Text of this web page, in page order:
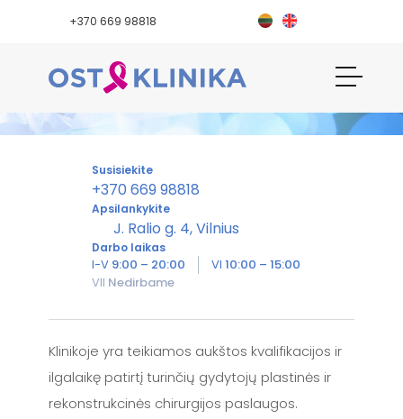
+370 669 98818
Plastinė chirurgija
Susisiekite
+370 669 98818
Apsilankykite
J. Ralio g. 4, Vilnius
Darbo laikas
I-V 9:00 – 20:00 VI 10:00 – 15:00
VII Nedirbame
Klinikoje yra teikiamos aukštos kvalifikacijos ir
ilgalaikę patirtį turinčių gydytojų plastinės ir
rekonstrukcinės chirurgijos paslaugos.